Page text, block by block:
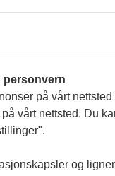
personvern
på vårt nettsted
vårt nettsted. Du
og